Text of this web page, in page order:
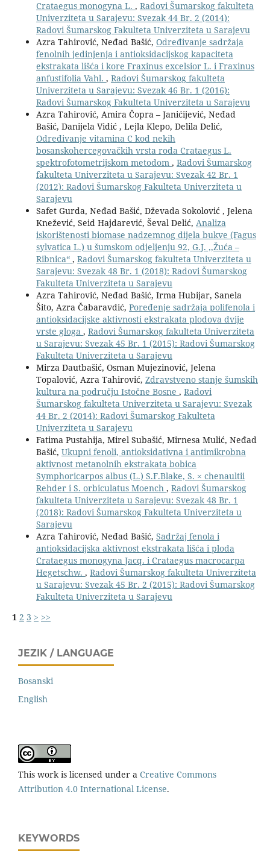
Crataegus monogyna L. , Radovi Šumarskog fakulteta
Univerziteta u Sarajevu: Svezak 44 Br. 2 (2014):
Radovi Šumarskog Fakulteta Univerziteta u Sarajevu
Azra Tahirović, Neđad Bašić, Određivanje sadržaja
fenolnih jedinjenja i antioksidacijskog kapaciteta
ekstrakata lišća i kore Fraxinus excelsior L. i Fraxinus
anfustifolia Vahl. , Radovi Šumarskog fakulteta
Univerziteta u Sarajevu: Svezak 46 Br. 1 (2016):
Radovi Šumarskog Fakulteta Univerziteta u Sarajevu
Azra Tahirović, Amira Čopra – Janićijević, Neđad
Bašić, Danijela Vidić , Lejla Klepo, Delila Delić,
Određivanje vitamina C kod nekih
bosanskohercegovačkih vrsta roda Crataegus L.
spektrofotometrijskom metodom , Radovi Šumarskog
fakulteta Univerziteta u Sarajevu: Svezak 42 Br. 1
(2012): Radovi Šumarskog Fakulteta Univerziteta u
Sarajevu
Safet Gurda, Neđad Bašić, Dževada Sokolović , Jelena
Knežević, Seid Hajdarević, Ševal Delić, Analiza
iskorištenosti biomase nadzemnog dijela bukve (Fagus
sylvatica L.) u šumskom odjeljenju 92, G.J. ,,Žuća –
Ribnica“ , Radovi Šumarskog fakulteta Univerziteta u
Sarajevu: Svezak 48 Br. 1 (2018): Radovi Šumarskog
Fakulteta Univerziteta u Sarajevu
Azra Tahirović, Neđad Bašić, Irma Hubijar, Sanela
Šito, Azra Čabaravdić, Poređenje sadržaja polifenola i
antioksidacijske aktivnosti ekstrakata plodova dvije
vrste gloga , Radovi Šumarskog fakulteta Univerziteta
u Sarajevu: Svezak 45 Br. 1 (2015): Radovi Šumarskog
Fakulteta Univerziteta u Sarajevu
Mirza Dautbašić, Osman Mujezinović, Jelena
Topalović, Azra Tahirović, Zdravstveno stanje šumskih
kultura na području Istočne Bosne , Radovi
Šumarskog fakulteta Univerziteta u Sarajevu: Svezak
44 Br. 2 (2014): Radovi Šumarskog Fakulteta
Univerziteta u Sarajevu
Fatima Pustahija, Mirel Subašić, Mirnesa Mulić, Neđad
Bašić, Ukupni fenoli, antioksidativna i antimikrobna
aktivnost metanolnih ekstrakata bobica
Symphoricarpos albus (L.) S.F.Blake, S. × chenaultii
Rehder i S. orbiculatus Moench , Radovi Šumarskog
fakulteta Univerziteta u Sarajevu: Svezak 48 Br. 1
(2018): Radovi Šumarskog Fakulteta Univerziteta u
Sarajevu
Azra Tahirović, Neđad Bašić, Sadržaj fenola i
antioksidacijska aktivnost ekstrakata lišća i ploda
Crataegus monogyna Jacq. i Crataegus macrocarpa
Hegetschw. , Radovi Šumarskog fakulteta Univerziteta
u Sarajevu: Svezak 45 Br. 2 (2015): Radovi Šumarskog
Fakulteta Univerziteta u Sarajevu
1 2 3 > >>
JEZIK / LANGUAGE
Bosanski
English
This work is licensed under a Creative Commons
Attribution 4.0 International License.
KEYWORDS